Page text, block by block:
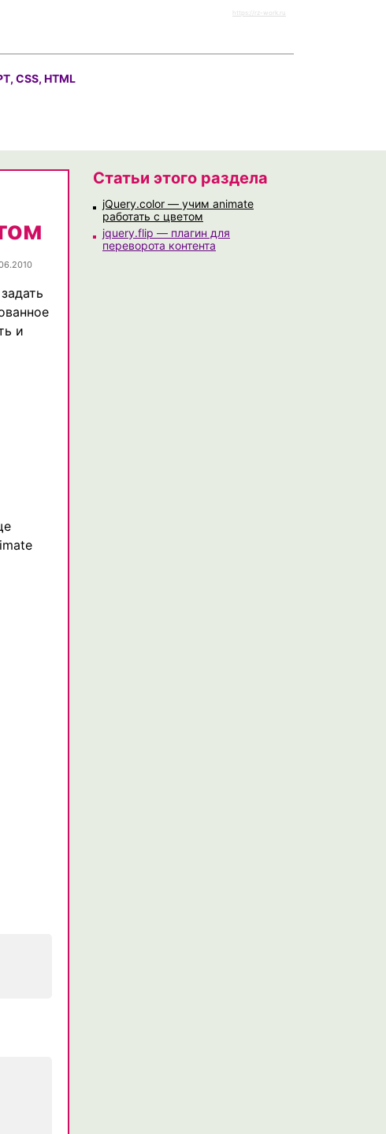
https://rz-work.ru
CSS, HTML
и
Статьи этого раздела
jQuery.color — учим animate
работать с цветом
jquery.flip — плагин для
переворота контента